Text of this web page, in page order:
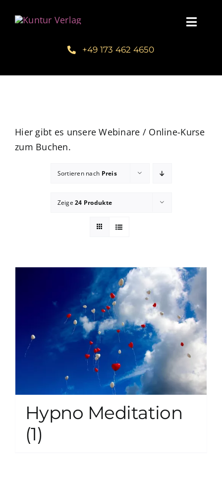
Inhalt
Presse
+49 173 462 4650
Hier gibt es unsere Webinare / Online-Kurse
zum Buchen.
Sortieren nach Preis
Zeige24 Produkte
Hypno Meditation
(1)